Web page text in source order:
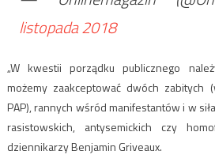
listopada 2018
„W kwestii porządku publicznego
możemy zaakceptować dwóch
PAP), rannych wśród manifestantów i w
rasistowskich, antysemickich czy
dziennikarzy Benjamin Griveaux.